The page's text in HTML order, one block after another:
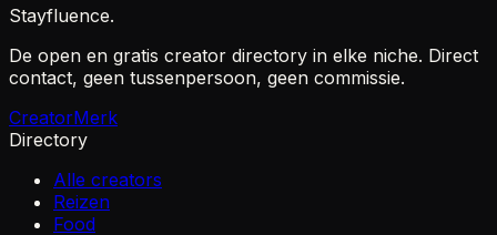
Stayfluence.
De open en gratis creator directory in elke niche. Direct
contact, geen tussenpersoon, geen commissie.
CreatorMerk
Directory
Alle creators
Reizen
Food